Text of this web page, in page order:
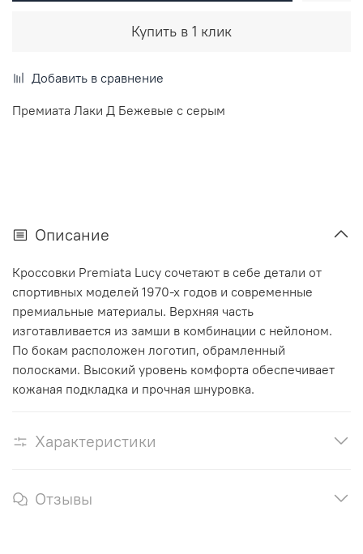
Купить в 1 клик
Добавить в сравнение
Премиата Лаки Д Бежевые с серым
Описание
Кроссовки Premiata Lucy сочетают в себе детали от
спортивных моделей 1970-х годов и современные
премиальные материалы. Верхняя часть
изготавливается из замши в комбинации с нейлоном.
По бокам расположен логотип, обрамленный
полосками. Высокий уровень комфорта обеспечивает
кожаная подкладка и прочная шнуровка.
Характеристики
Отзывы